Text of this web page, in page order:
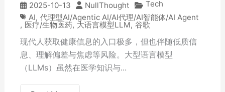
2025-10-13 NullThought
Tech
AI, 代理型AI/Agentic AI/AI代理/AI智能体/AI Agent
, 医疗/生物医药, 大语言模型LLM, 谷歌
现代人获取健康信息的入口极多，但也伴随低质信
息、理解偏差与焦虑等风险。大型语言模型
（LLMs）虽然在医学知识与...